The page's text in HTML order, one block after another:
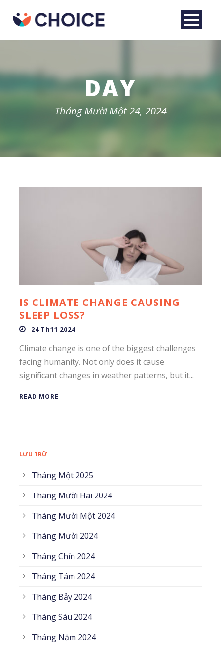
DAY
Tháng Mười Một 24, 2024
IS CLIMATE CHANGE CAUSING
SLEEP LOSS?
24 Th11 2024
Climate change is one of the biggest challenges
facing humanity. Not only does it cause
significant changes in weather patterns, but it...
READ MORE
LƯU TRỮ
Tháng Một 2025
Tháng Mười Hai 2024
Tháng Mười Một 2024
Tháng Mười 2024
Tháng Chín 2024
Tháng Tám 2024
Tháng Bảy 2024
Tháng Sáu 2024
Tháng Năm 2024